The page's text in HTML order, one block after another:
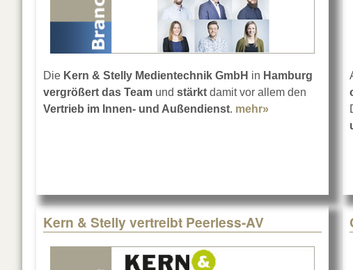
Die Kern & Stelly Medientechnik GmbH in Hamburg
vergrößert das Team und stärkt damit vor allem den
Vertrieb im Innen- und Außendienst. mehr» about Neues
Kern & Stelly vertreibt Peerless-AV